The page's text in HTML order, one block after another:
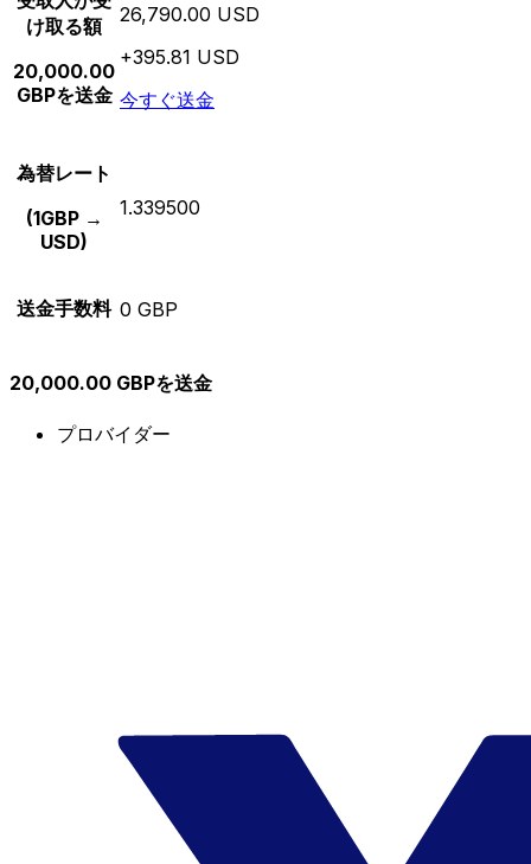
け取る額
20,000.00
GBPを送金
26,790.00 USD
+395.81 USD
今すぐ送金
為替レート
(1GBP →
USD)
1.339500
送金手数料 0 GBP
20,000.00 GBPを送金
プロバイダー